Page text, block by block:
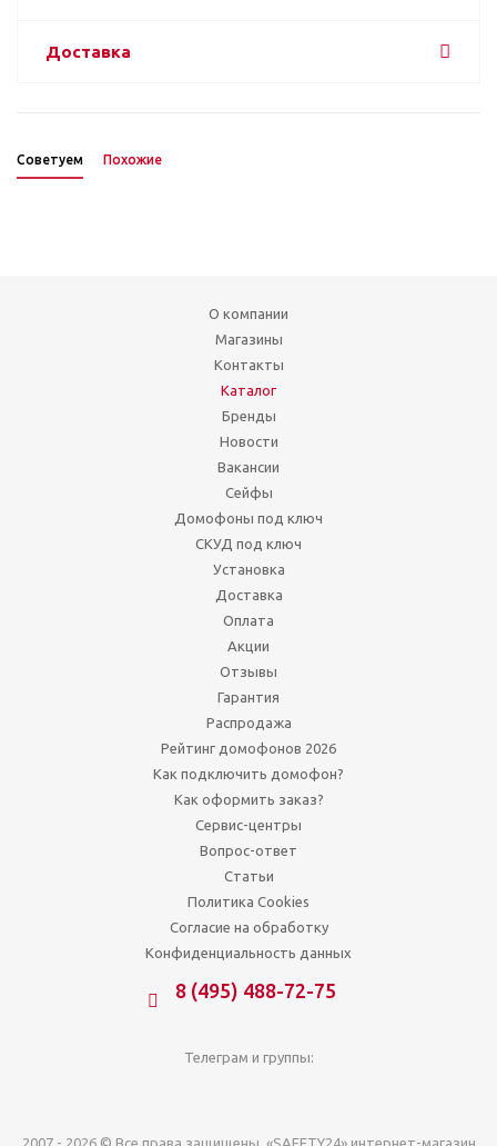
Доставка
Советуем Похожие
О компании
Магазины
Контакты
Каталог
Бренды
Новости
Вакансии
Сейфы
Домофоны под ключ
СКУД под ключ
Установка
Доставка
Оплата
Акции
Отзывы
Гарантия
Распродажа
Рейтинг домофонов 2026
Как подключить домофон?
Как оформить заказ?
Сервис-центры
Вопрос-ответ
Статьи
Политика Cookies
Согласие на обработку
Конфиденциальность данных
8 (495) 488-72-75
Телеграм и группы:
2007 - 2026 © Все права защищены. «SAFETY24» интернет-магазин